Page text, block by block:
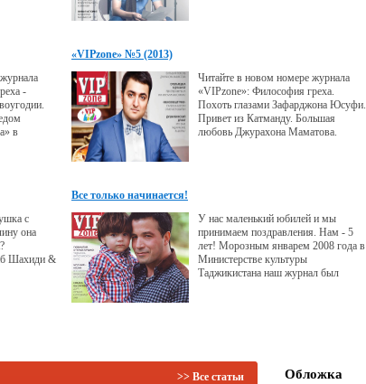
-
в
«VIPzone» №5 (2013)
Читайте в новом номере журнала
«VIPzone»: Философия греха.
Похоть глазами Зафарджона Юсуфи.
Привет из Катманду. Большая
любовь Джурахона Маматова.
с
она
Шахиди &
Все только начинается!
У нас маленький юбилей и мы
принимаем поздравления. Нам - 5
лет! Морозным январем 2008 года в
Министерстве культуры
Таджикистана наш журнал был
журнал для успешных людей на
русском языке с иностранным
>> Все статьи Обложка